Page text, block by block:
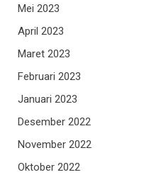
Mei 2023
April 2023
Maret 2023
Februari 2023
Januari 2023
Desember 2022
November 2022
Oktober 2022